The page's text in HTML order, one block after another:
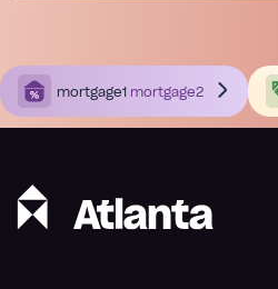
mortgage1 mortgage2